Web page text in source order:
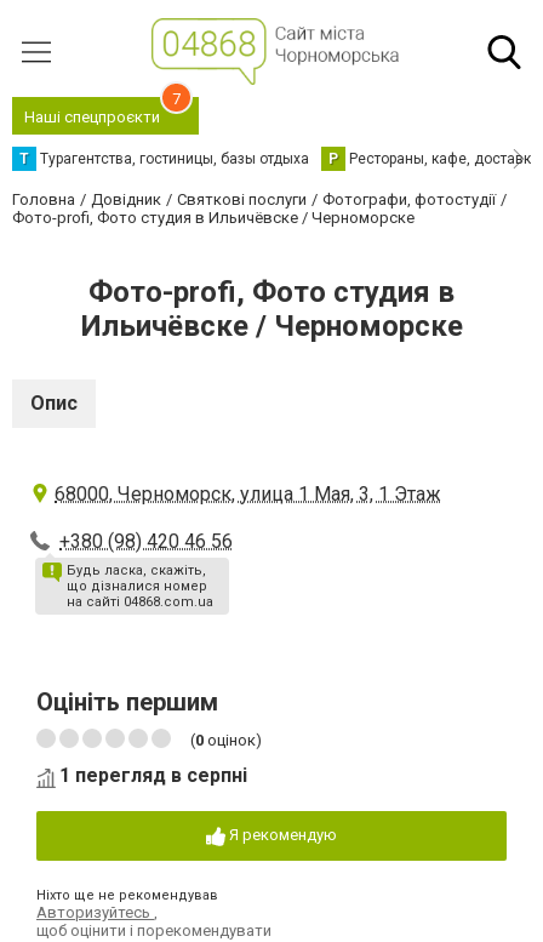
Наші спецпроєкти
7
Т Турагентства, гостиницы, базы отдыха Р Рестораны, кафе,
Головна Довідник Святкові послуги
Фотографи, фотостудії
Фото-profi, Фото студия в Ильичёвске / Черноморске
Фото-profi, Фото студия в
Ильичёвске / Черноморске
Опис
68000, Черноморск, улица 1 Мая, 3, 1 Этаж
+380 (98) 420 46 56
Будь ласка, скажіть,
що дізналися номер
на сайті 04868.com.ua
Оцініть першим
(0 оцінок)
1 перегляд в серпні
Я рекомендую
Ніхто ще не рекомендував
Авторизуйтесь
щоб оцінити і порекомендувати